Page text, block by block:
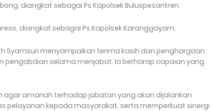
diangkat sebagai Ps Kapolsek Buluspesantren.
diangkat sebagai Ps Kapolsek Karanggayam.
Syamsuri menyampaikan terima kasih dan penghargaan
selama menjabat. Ia berharap capaian yang
agar amanah terhadap jabatan yang akan dijalankan
pelayanan kepada masyarakat, serta memperkuat sinergi